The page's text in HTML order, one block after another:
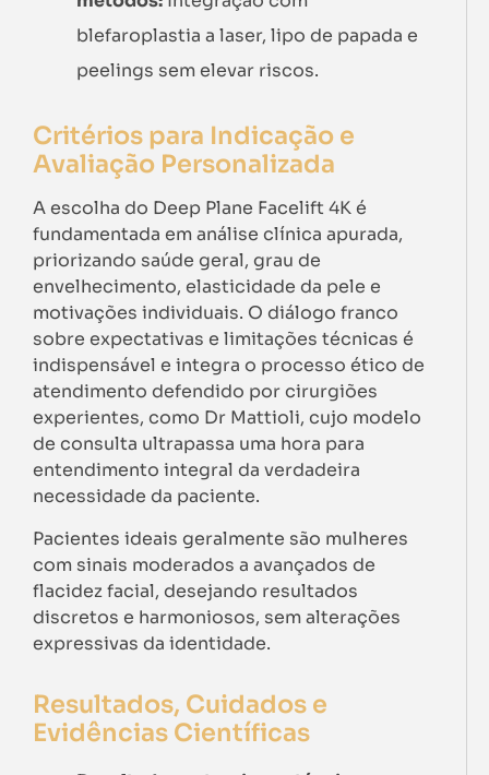
blefaroplastia a laser, lipo de papada e
peelings sem elevar riscos.
Critérios para Indicação e
Avaliação Personalizada
A escolha do Deep Plane Facelift 4K é
fundamentada em análise clínica apurada,
priorizando saúde geral, grau de
envelhecimento, elasticidade da pele e
motivações individuais. O diálogo franco
sobre expectativas e limitações técnicas é
indispensável e integra o processo ético de
atendimento defendido por cirurgiões
experientes, como Dr Mattioli, cujo modelo
de consulta ultrapassa uma hora para
entendimento integral da verdadeira
necessidade da paciente.
Pacientes ideais geralmente são mulheres
com sinais moderados a avançados de
flacidez facial, desejando resultados
discretos e harmoniosos, sem alterações
expressivas da identidade.
Resultados, Cuidados e
Evidências Científicas